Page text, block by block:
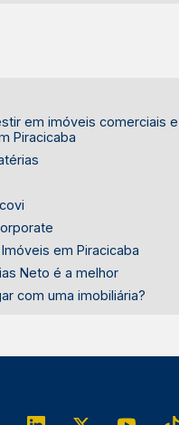
em imóveis comerciais e
Piracicaba
em Piracicaba
Neto é a melhor
com uma imobiliária?